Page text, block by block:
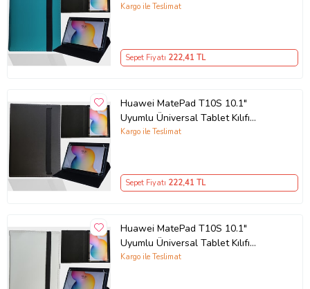
Kargo ile Teslimat
Sepet Fiyatı 222,41 TL
Huawei MatePad T10S 10.1"
Uyumlu Üniversal Tablet Kılıfı
(Siyah)
Kargo ile Teslimat
Sepet Fiyatı 222,41 TL
Huawei MatePad T10S 10.1"
Uyumlu Üniversal Tablet Kılıfı
(Beyaz)
Kargo ile Teslimat